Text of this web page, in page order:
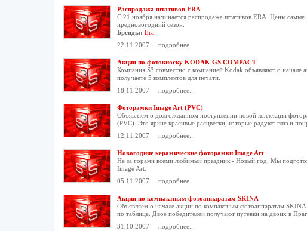
Распродажа штативов ERA
С 21 ноября начинается распродажа штативов ERA. Цены
предновогодний сезон.
Бренды: Era
22.11.2007
подробнее...
Акция по фотокиоску KODAK GS COMPACT
Компания S3 совместно с компанией Kodak объявляют о
получаете 5 комплектов для печати.
18.11.2007
подробнее...
Фоторамки Image Art (PVC)
Объявляем о долгожданном поступлении новой коллекции
(PVC). Это яркие красивые расцветки, которые радуют глаз и
12.11.2007
подробнее...
Новогодние керамические фоторамки Image Art
Не за горами всеми любимый праздник - Новый год. Мы
Image Art.
05.11.2007
подробнее...
Акция по компактным фотоаппаратам SKINA
Объявляем о начале акции по компактным фотоаппаратам
по таблице. Двое победителей получают путевки на двоих в
31.10.2007
подробнее...